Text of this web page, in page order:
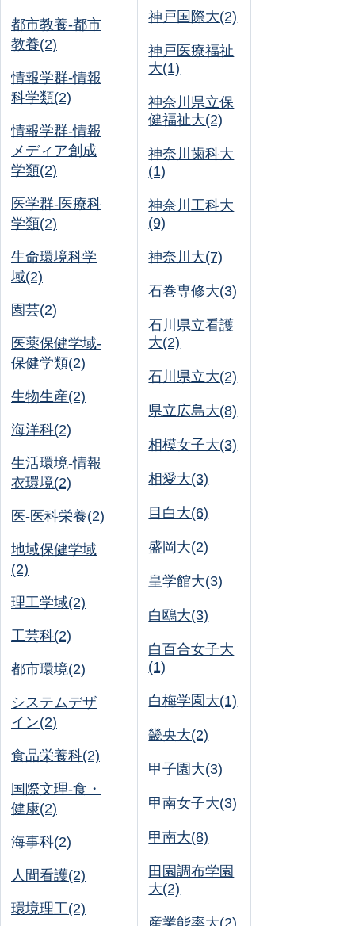
都市教養-都市
教養(2)
情報学群-情報
科学類(2)
情報学群-情報
メディア創成
学類(2)
医学群-医療科
学類(2)
生命環境科学
域(2)
園芸(2)
医薬保健学域-
保健学類(2)
生物生産(2)
海洋科(2)
生活環境-情報
衣環境(2)
医-医科栄養(2)
地域保健学域
(2)
理工学域(2)
工芸科(2)
都市環境(2)
システムデザ
イン(2)
食品栄養科(2)
国際文理-食・
健康(2)
海事科(2)
人間看護(2)
環境理工(2)
神戸国際大(2)
神戸医療福祉
大(1)
神奈川県立保
健福祉大(2)
神奈川歯科大
(1)
神奈川工科大
(9)
神奈川大(7)
石巻専修大(3)
石川県立看護
大(2)
石川県立大(2)
県立広島大(8)
相模女子大(3)
相愛大(3)
目白大(6)
盛岡大(2)
皇学館大(3)
白鴎大(3)
白百合女子大
(1)
白梅学園大(1)
畿央大(2)
甲子園大(3)
甲南女子大(3)
甲南大(8)
田園調布学園
大(2)
産業能率大(2)